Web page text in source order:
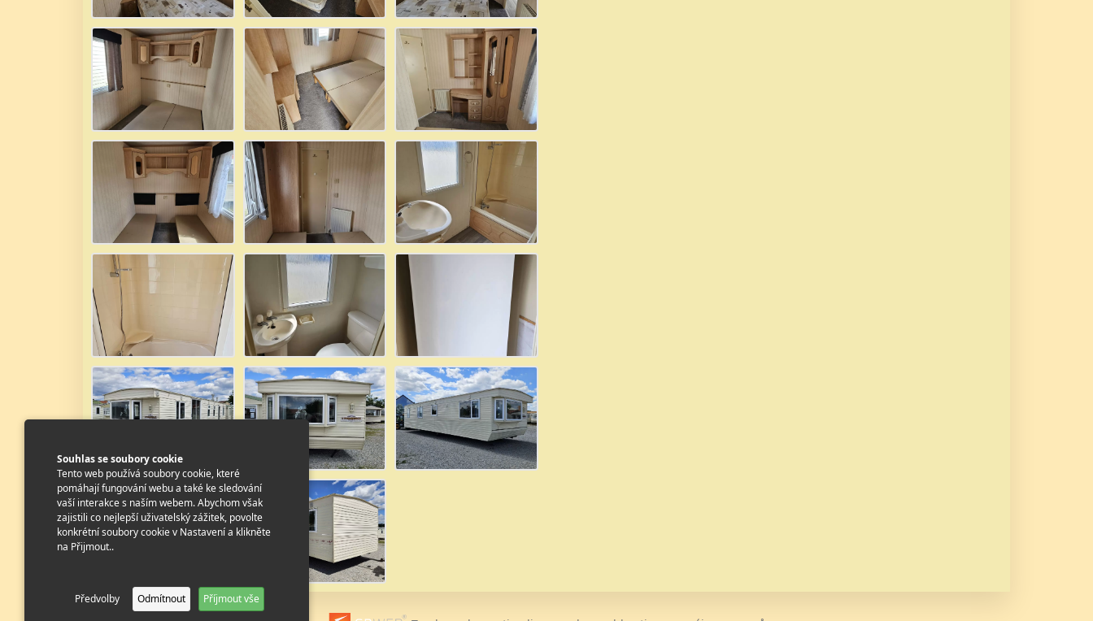
Souhlas se soubory cookie
Tento web používá soubory cookie, které
pomáhají fungování webu a také ke sledování
vaší interakce s naším webem. Abychom však
zajistili co nejlepší uživatelský zážitek, povolte
konkrétní soubory cookie v Nastavení a klikněte
na Přijmout..
Předvolby Odmítnout Příjmout vše